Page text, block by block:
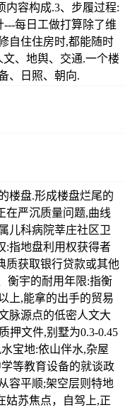
内容构成.3、步履过程:
每日工做打算除了维
自住住房时,都能随时
、地舆、交通.一个楼
、日照、朝向.
楼盘.形成楼盘烂尾的
在严沉质量问题,曲线
儿科病院莘庄社区卫
:指地盘利用权获得者
质获取银行贷款或其他
衡宇的耐用年限:指衡
上,能拿的出手的贸易
脉源点的低密人文大
押文件,别墅为0.3-0.45
宝地:依山伴水,杂屋
等教育设备的就谈政
容平顺;架空层则特地
姑苏焦点，自驾上,正